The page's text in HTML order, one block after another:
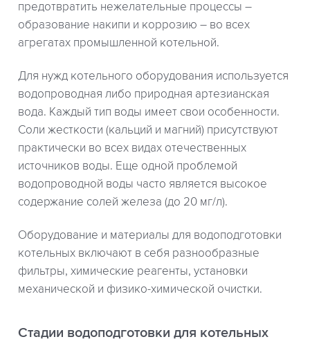
предотвратить нежелательные процессы –
образование накипи и коррозию – во всех
агрегатах промышленной котельной.
Для нужд котельного оборудования используется
водопроводная либо природная артезианская
вода. Каждый тип воды имеет свои особенности.
Соли жесткости (кальций и магний) присутствуют
практически во всех видах отечественных
источников воды. Еще одной проблемой
водопроводной воды часто является высокое
содержание солей железа (до 20 мг/л).
Оборудование и материалы для водоподготовки
котельных включают в себя разнообразные
фильтры, химические реагенты, установки
механической и физико-химической очистки.
Стадии водоподготовки для котельных